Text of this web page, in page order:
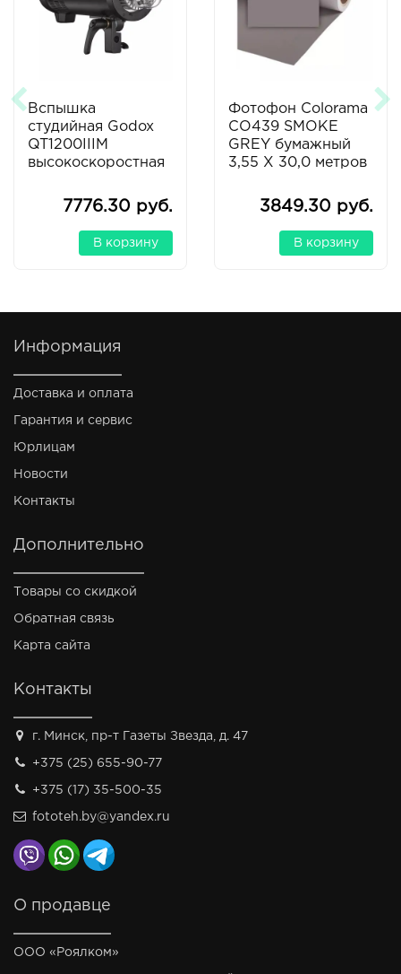
Вспышка
студийная Godox
QT1200IIIM
высокоскоростная
7776.30 руб.
В корзину
Фотофон Colorama
CO439 SMOKE
GREY бумажный
3,55 X 30,0 метров
3849.30 руб.
В корзину
Информация
Доставка и оплата
Гарантия и сервис
Юрлицам
Новости
Контакты
Дополнительно
Товары со скидкой
Обратная связь
Карта сайта
Контакты
г. Минск, пр-т Газеты Звезда, д. 47
+375 (25) 655-90-77
+375 (17) 35-500-35
fototeh.by@yandex.ru
О продавце
ООО «Роялком»